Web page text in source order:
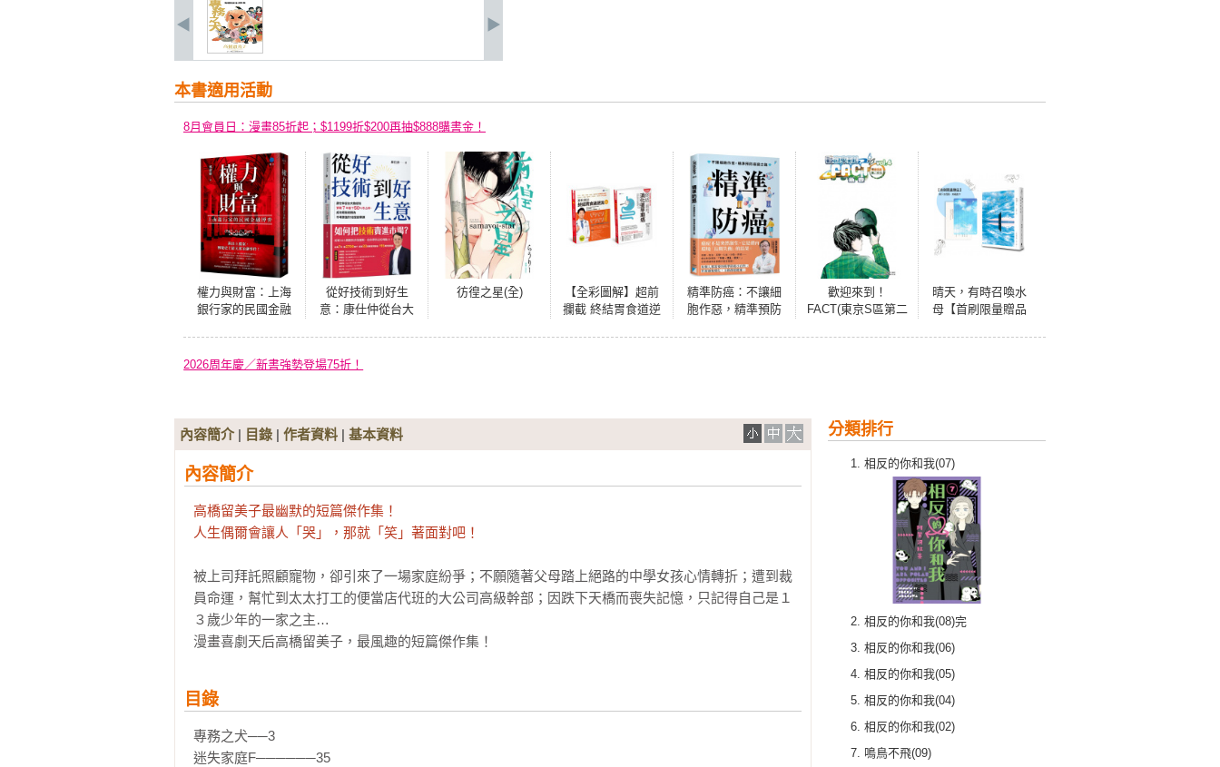
本書適用活動
8月會員日：漫畫85折起；$1199折$200再抽$888購書金！
權力與財富：上海
銀行家的民國金融
從好技術到好生
意：康仕仲從台大
把技術轉為市場價
彷徨之星(全)
【全彩圖解】超前
攔截 終結胃食道逆
精準防癌：不讓細
胞作惡，精準預防
歡迎來到！
FACT(東京S區第二
晴天，有時召喚水
母【首刷限量贈品
2026周年慶／新書強勢登場75折！
分類排行
相反的你和我(07)
相反的你和我(08)完
相反的你和我(06)
相反的你和我(05)
相反的你和我(04)
相反的你和我(02)
鳴鳥不飛(09)
內容簡介| 目錄 | 作者資料 | 基本資料
內容簡介
高橋留美子最幽默的短篇傑作集！
人生偶爾會讓人「哭」，那就「笑」著面對吧！
被上司拜託照顧寵物，卻引來了一場家庭紛爭；不願隨著父母踏上絕路的中學女孩心情轉折；遭到裁
員命運，幫忙到太太打工的便當店代班的大公司高級幹部；因跌下天橋而喪失記憶，只記得自己是１
３歲少年的一家之主…
漫畫喜劇天后高橋留美子，最風趣的短篇傑作集！
目錄
專務之犬──3
迷失家庭F──────35